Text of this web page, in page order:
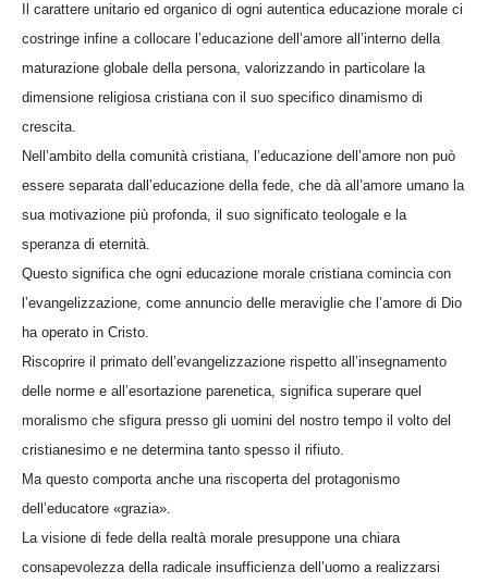
Il carattere unitario ed organico di ogni autentica educazione morale ci
costringe infine a collocare l’educazione dell’amore all’interno della
maturazione globale della persona, valorizzando in particolare la
dimensione religiosa cristiana con il suo specifico dinamismo di
crescita.
Nell’ambito della comunità cristiana, l’educazione dell’amore non può
essere separata dall’educazione della fede, che dà all’amore umano la
sua motivazione più profonda, il suo significato teologale e la
speranza di eternità.
Questo significa che ogni educazione morale cristiana comincia con
l’evangelizzazione, come annuncio delle meraviglie che l’amore di Dio
ha operato in Cristo.
Riscoprire il primato dell’evangelizzazione rispetto all’insegnamento
delle norme e all’esortazione parenetica, significa superare quel
moralismo che sfigura presso gli uomini del nostro tempo il volto del
cristianesimo e ne determina tanto spesso il rifiuto.
Ma questo comporta anche una riscoperta del protagonismo
dell’educatore «grazia».
La visione di fede della realtà morale presuppone una chiara
consapevolezza della radicale insufficienza dell’uomo a realizzarsi